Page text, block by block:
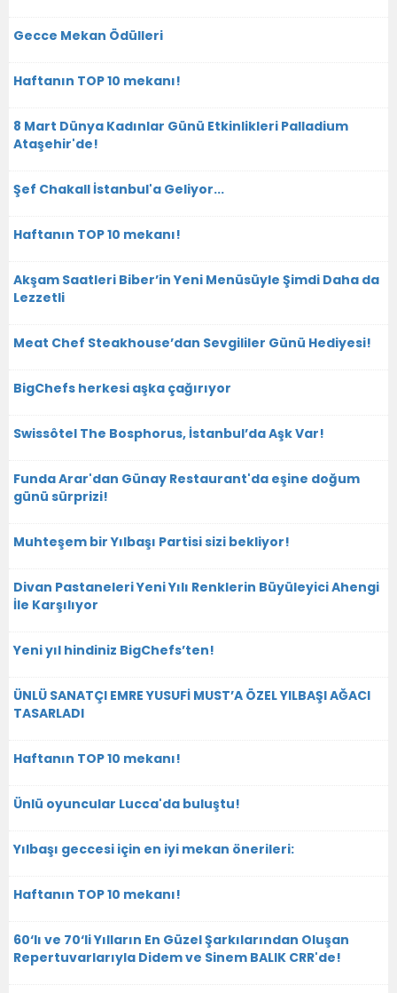
Gecce Mekan Ödülleri
Haftanın TOP 10 mekanı!
8 Mart Dünya Kadınlar Günü Etkinlikleri Palladium
Ataşehir'de!
Şef Chakall İstanbul'a Geliyor...
Haftanın TOP 10 mekanı!
Akşam Saatleri Biber’in Yeni Menüsüyle Şimdi Daha da
Lezzetli
Meat Chef Steakhouse’dan Sevgililer Günü Hediyesi!
BigChefs herkesi aşka çağırıyor
Swissôtel The Bosphorus, İstanbul’da Aşk Var!
Funda Arar'dan Günay Restaurant'da eşine doğum
günü sürprizi!
Muhteşem bir Yılbaşı Partisi sizi bekliyor!
Divan Pastaneleri Yeni Yılı Renklerin Büyüleyici Ahengi
İle Karşılıyor
Yeni yıl hindiniz BigChefs’ten!
ÜNLÜ SANATÇI EMRE YUSUFİ MUST’A ÖZEL YILBAŞI AĞACI
TASARLADI
Haftanın TOP 10 mekanı!
Ünlü oyuncular Lucca'da buluştu!
Yılbaşı geccesi için en iyi mekan önerileri:
Haftanın TOP 10 mekanı!
60‘lı ve 70‘li Yılların En Güzel Şarkılarından Oluşan
Repertuvarlarıyla Didem ve Sinem BALIK CRR'de!